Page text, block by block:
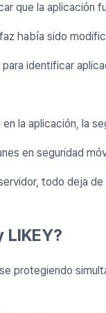
que la aplicación
había sido
identificar
la aplicación, la
en seguridad
todo deja
LIKEY?
protegiendo